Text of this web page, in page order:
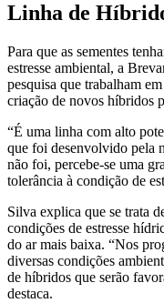
Linha de
Para que as sementes
estresse ambiental, a
pesquisa que trabalham
criação de novos híbridos
“É uma linha com alto
que foi desenvolvido pela
não foi, percebe-se uma
tolerância à condição de
Silva explica que se trata
condições de estresse
do ar mais baixa. “Nos
diversas condições
de híbridos que serão
destaca.